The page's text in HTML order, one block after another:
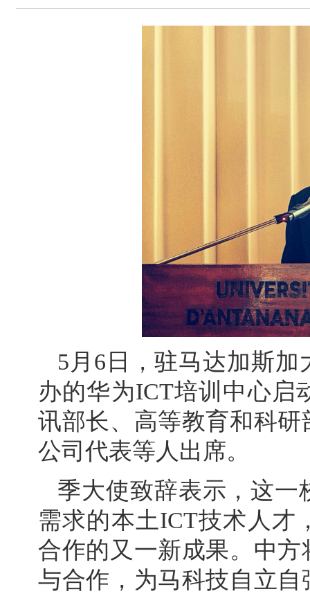
5月6日，驻马达加斯
办的华为ICT培训中心启
讯部长、高等教育和科
公司代表等人出席。
季大使致辞表示，这一
需求的本土ICT技术人才
合作的又一新成果。中
与合作，为马科技自立